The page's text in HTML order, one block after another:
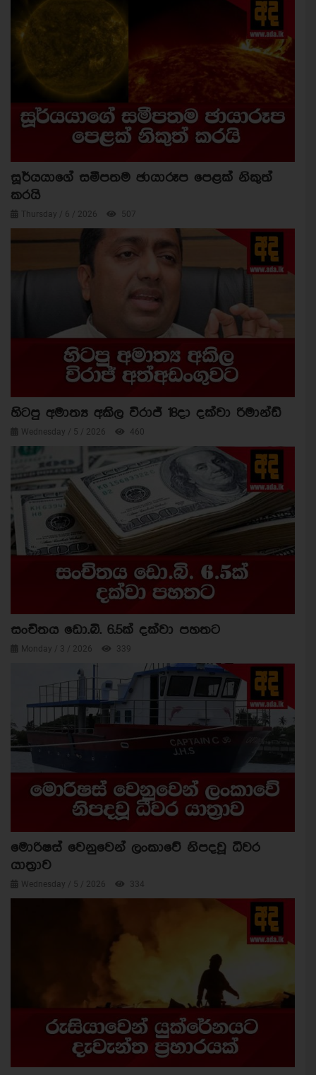
සූර්යයාගේ සමීපතම ඡායාරූප පෙළක් නිකුත්
කරයි
Thursday / 6 / 2026 507
හිටපු අමාත්‍ය අකිල විරාජ් 18දා දක්වා රිමාන්ඩ්
Wednesday / 5 / 2026 460
සංචිතය ඩො.බි. 6.5ක් දක්වා පහතට
Monday / 3 / 2026 339
මොරිෂස් වෙනුවෙන් ලංකාවේ නිපදවූ ධීවර
යාත්‍රාව
Wednesday / 5 / 2026 334